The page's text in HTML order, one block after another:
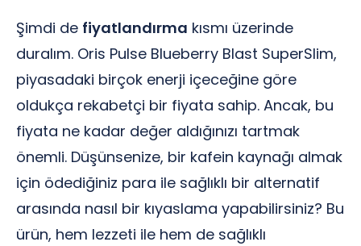
Şimdi de fiyatlandırma kısmı üzerinde
duralım. Oris Pulse Blueberry Blast SuperSlim,
piyasadaki birçok enerji içeceğine göre
oldukça rekabetçi bir fiyata sahip. Ancak, bu
fiyata ne kadar değer aldığınızı tartmak
önemli. Düşünsenize, bir kafein kaynağı almak
için ödediğiniz para ile sağlıklı bir alternatif
arasında nasıl bir kıyaslama yapabilirsiniz? Bu
ürün, hem lezzeti ile hem de sağlıklı